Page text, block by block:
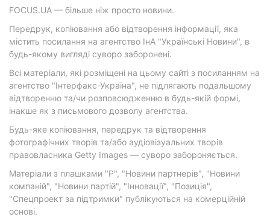
FOCUS.UA — більше ніж просто новини.
Передрук, копіювання або відтворення інформації, яка
містить посилання на агентство ІнА "Українські Новини", в
будь-якому вигляді суворо заборонені.
Всі матеріали, які розміщені на цьому сайті з посиланням на
агентство "Інтерфакс-Україна", не підлягають подальшому
відтворенню та/чи розповсюдженню в будь-якій формі,
інакше як з письмового дозволу агентства.
Будь-яке копіювання, передрук та відтворення
фотографічних творів та/або аудіовізуальних творів
правовласника Getty Images — суворо забороняється.
Матеріали з плашками "Р", "Новини партнерів", "Новини
компаній", "Новини партій", "Інновації", "Позиція",
"Спецпроект за підтримки" публікуються на комерційній
основі.